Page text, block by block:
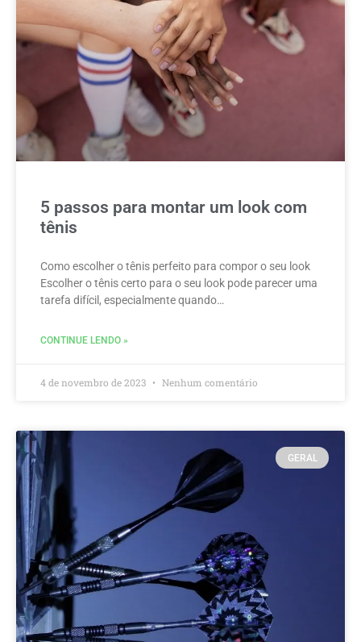
5 passos para montar um look com
tênis
Como escolher o tênis perfeito para compor o seu look
Escolher o tênis certo para o seu look pode parecer uma
tarefa difícil, especialmente quando…
CONTINUE LENDO »
4 de novembro de 2023 Nenhum comentário
GERAL